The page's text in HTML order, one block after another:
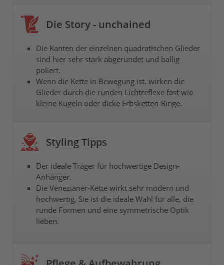
Die Story - unchained
Die Kanten der einzelnen quadratischen Glieder
sind hier sehr stark abgerundet und ballig
poliert.
Wenn die Kette in Bewegung ist. wirken die
Glieder durch die runden Lichtreflexe fast wie
kleine Kugeln oder dicke Erbsketten-Ringe.
Styling Tipps
Der ideale Träger für hochwertige Design-
Anhänger.
Die Venezianer-Kette wirkt sehr modern und
hochwertig. Sie ist die ideale Wahl für alle, die
runde Formen und eine symmetrische Optik
lieben.